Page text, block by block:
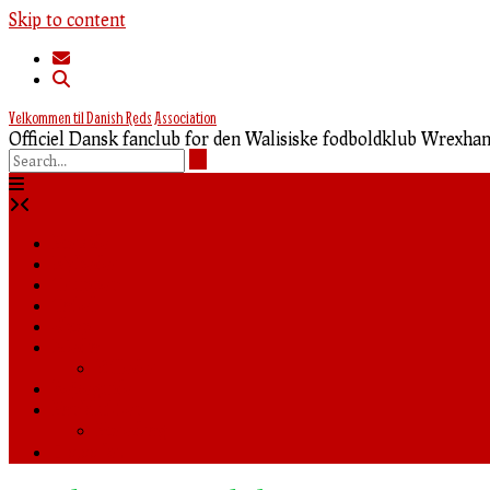
Skip to content
Velkommen til Danish Reds Association
Officiel Dansk fanclub for den Walisiske fodboldklub